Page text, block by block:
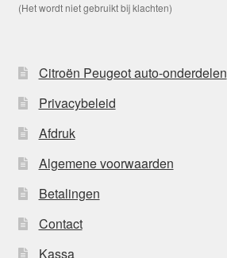
(Het wordt niet gebruikt bij klachten)
Citroën Peugeot auto-onderdelen
Privacybeleid
Afdruk
Algemene voorwaarden
Betalingen
Contact
Kassa